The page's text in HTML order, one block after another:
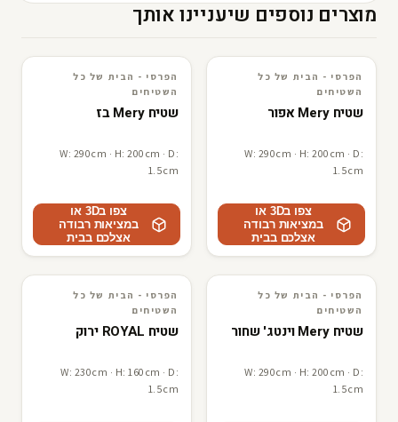
מוצרים נוספים שיעניינו אותך
3D · AR הפרסי - הבית של כל השטיחים
הפרסי - הבית של כל
השטיחים
שטיח Mery אפור
W: 290cm · H: 200cm · D:
1.5cm
צפו ב3D או
במציאות רבודה
אצלכם בבית
3D · AR הפרסי - הבית של כל השטיחים
הפרסי - הבית של כל
השטיחים
שטיח Mery בז
W: 290cm · H: 200cm · D:
1.5cm
צפו ב3D או
במציאות רבודה
אצלכם בבית
3D · AR הפרסי - הבית של כל השטיחים
הפרסי - הבית של כל
השטיחים
שטיח Mery וינטג' שחור
W: 290cm · H: 200cm · D:
1.5cm
3D · AR הפרסי - הבית של כל השטיחים
הפרסי - הבית של כל
השטיחים
שטיח ROYAL ירוק
W: 230cm · H: 160cm · D:
1.5cm